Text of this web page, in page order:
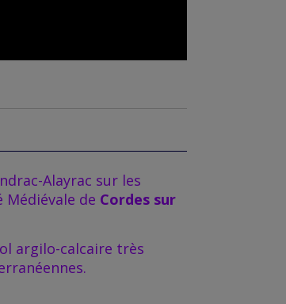
Alayrac sur les
Médiévale de Cordes sur
argilo-calcaire très